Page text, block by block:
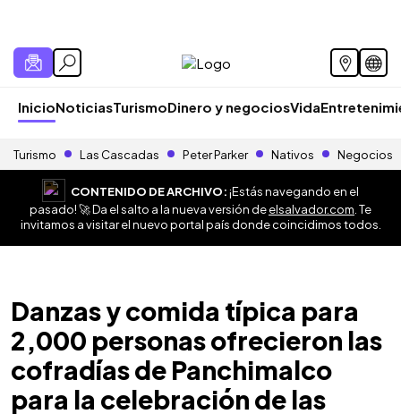
InicioNoticiasTurismoDinero y negociosVida
Turismo Las Cascadas Peter Parker Nativos Negocios
CONTENIDO DE ARCHIVO:¡Estás navegando en el
pasado! 🚀 Da el salto a la nueva versión deelsalvador.com . Te
invitamos a visitar el nuevo portal país donde coincidimos todos.
Danzas y comida típica para
2,000 personas ofrecieron las
cofradías de Panchimalco
para la celebración de las